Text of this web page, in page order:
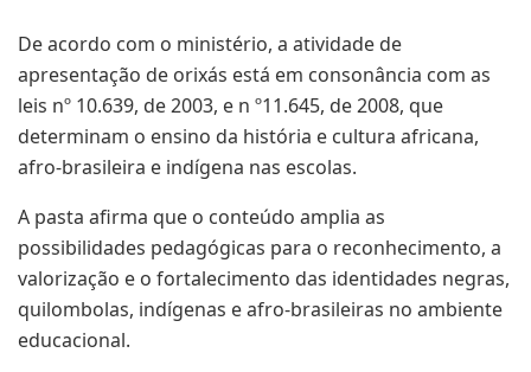
De acordo com o ministério, a atividade de
apresentação de orixás está em consonância com as
leis nº 10.639, de 2003, e n º11.645, de 2008, que
determinam o ensino da história e cultura africana,
afro-brasileira e indígena nas escolas.
A pasta afirma que o conteúdo amplia as
possibilidades pedagógicas para o reconhecimento, a
valorização e o fortalecimento das identidades negras,
quilombolas, indígenas e afro-brasileiras no ambiente
educacional.